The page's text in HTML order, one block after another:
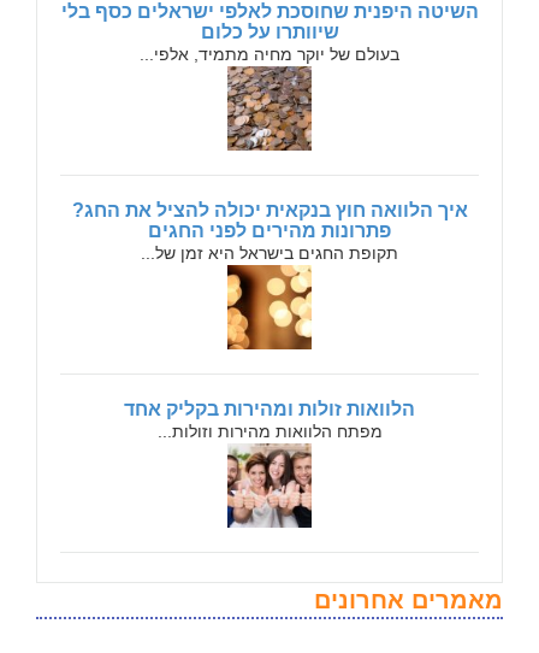
השיטה היפנית שחוסכת לאלפי ישראלים כסף בלי
שיוותרו על כלום
בעולם של יוקר מחיה מתמיד, אלפי...
איך הלוואה חוץ בנקאית יכולה להציל את החג?
פתרונות מהירים לפני החגים
תקופת החגים בישראל היא זמן של...
הלוואות זולות ומהירות בקליק אחד
מפתח הלוואות מהירות וזולות...
מאמרים אחרונים